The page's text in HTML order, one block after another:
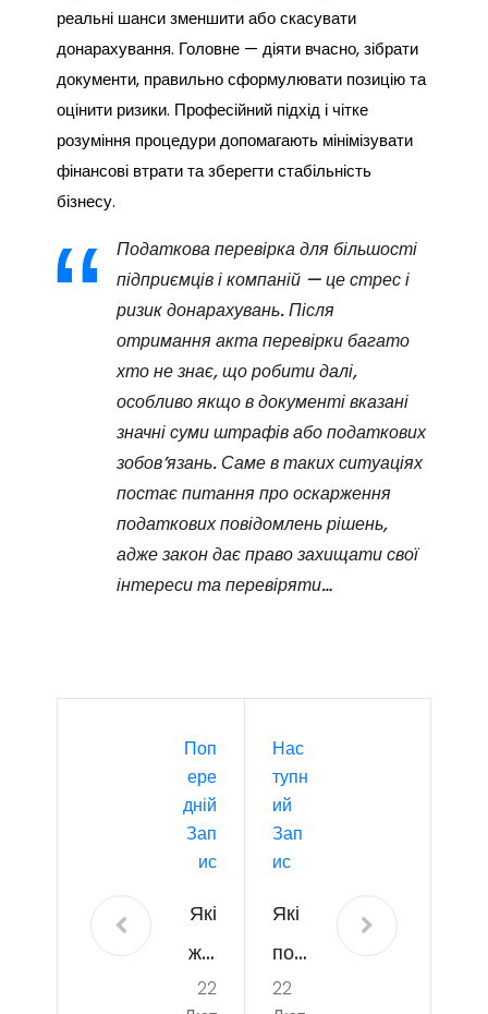
реальні шанси зменшити або скасувати
донарахування. Головне — діяти вчасно, зібрати
документи, правильно сформулювати позицію та
оцінити ризики. Професійний підхід і чітке
розуміння процедури допомагають мінімізувати
фінансові втрати та зберегти стабільність
бізнесу.
Податкова перевірка для більшості
підприємців і компаній — це стрес і
ризик донарахувань. Після
отримання акта перевірки багато
хто не знає, що робити далі,
особливо якщо в документі вказані
значні суми штрафів або податкових
зобов’язань. Саме в таких ситуаціях
постає питання про оскарження
податкових повідомлень рішень,
адже закон дає право захищати свої
інтереси та перевіряти…
Поп
Ере
Дній
Зап
Ис
Які
жін
очі
22
Нас
Тупн
Ий
Зап
Ис
Які
пос
луг
22